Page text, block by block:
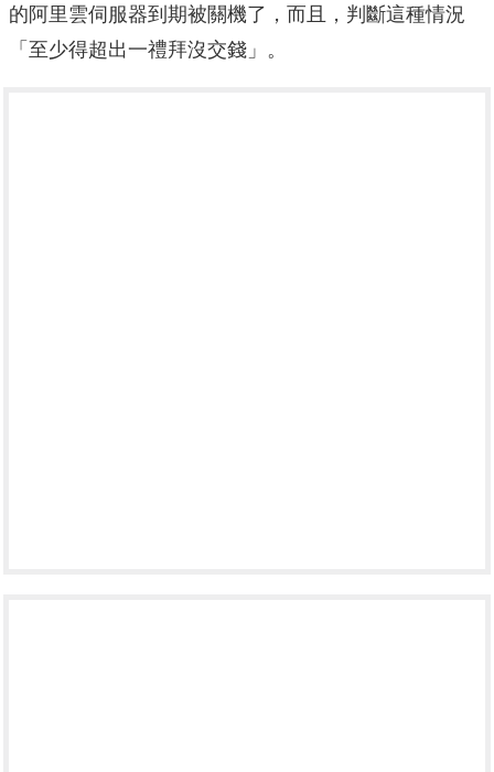
的阿里雲伺服器到期被關機了，而且，判斷這種情況
「至少得超出一禮拜沒交錢」。